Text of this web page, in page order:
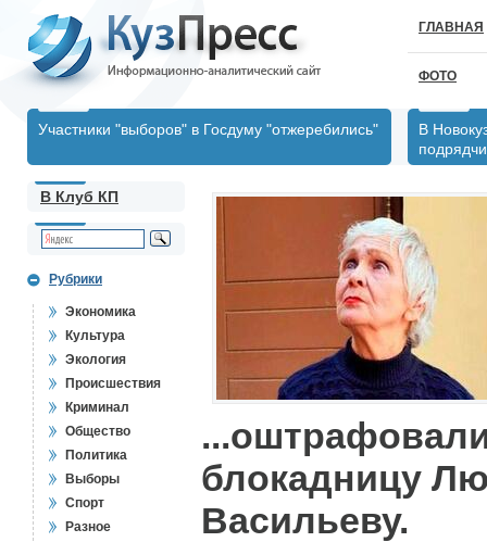
ГЛАВНАЯ
ФОТО
Участники "выборов" в Госдуму "отжеребились"
В
В Клуб КП
Рубрики
Экономика
Культура
Экология
Происшествия
Криминал
Общество
Политика
Выборы
Спорт
Разное
блокадницу
Васильеву.